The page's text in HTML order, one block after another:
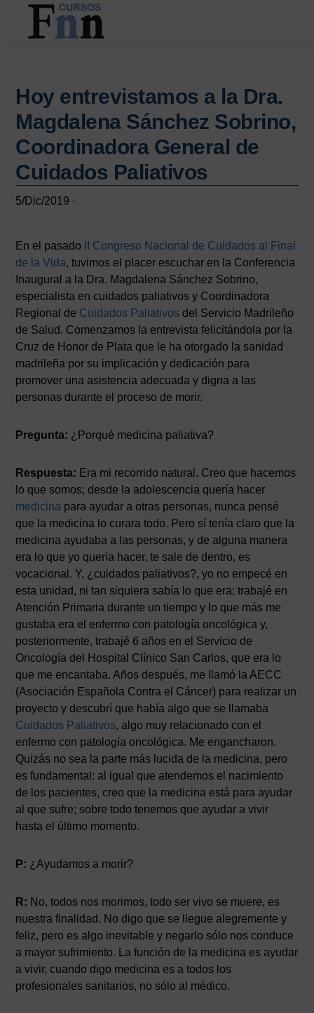
Saltar
contenido
Saltar
principal
online
Hoy entrevistamos a la Dra.
Magdalena Sánchez Sobrino,
Coordinadora General de
Cuidados Paliativos
5/Dic/2019 ·
En el pasado
II Congreso Nacional de Cuidados al Final
de la Vida, tuvimos el placer escuchar en la Conferencia
Inaugural a la Dra. Magdalena Sánchez Sobrino,
especialista en cuidados paliativos y Coordinadora
Regional de Cuidados Paliativos del Servicio Madrileño
de Salud. Comenzamos la entrevista felicitándola por la
Cruz de Honor de Plata que le ha otorgado la sanidad
madrileña por su implicación y dedicación para
promover una asistencia adecuada y digna a las
personas durante el proceso de morir.
Pregunta: ¿Porqué medicina paliativa?
Respuesta: Era mi recorrido natural. Creo que hacemos
lo que somos; desde la adolescencia quería hacer
medicina para ayudar a otras personas, nunca pensé
que la medicina lo curara todo. Pero sí tenía claro que la
medicina ayudaba a las personas, y de alguna manera
era lo que yo quería hacer, te sale de dentro, es
vocacional. Y, ¿cuidados paliativos?, yo no empecé en
esta unidad, ni tan siquiera sabía lo que era; trabajé en
Atención Primaria durante un tiempo y lo que más me
gustaba era el enfermo con patología oncológica y,
posteriormente, trabajé 6 años en el Servicio de
Oncología del Hospital Clínico San Carlos, que era lo
que me encantaba. Años después, me llamó la AECC
(Asociación Española Contra el Cáncer) para realizar un
proyecto y descubrí que había algo que se llamaba
Cuidados Paliativos, algo muy relacionado con el
enfermo con patología oncológica. Me engancharon.
Quizás no sea la parte más lucida de la medicina, pero
es fundamental: al igual que atendemos el nacimiento
de los pacientes, creo que la medicina está para ayudar
al que sufre; sobre todo tenemos que ayudar a vivir
hasta el último momento.
P: ¿Ayudamos a morir?
R: No, todos nos morimos, todo ser vivo se muere, es
nuestra finalidad. No digo que se llegue alegremente y
feliz, pero es algo inevitable y negarlo sólo nos conduce
a mayor sufrimiento. La función de la medicina es ayudar
a vivir, cuando digo medicina es a todos los
profesionales sanitarios, no sólo al médico.